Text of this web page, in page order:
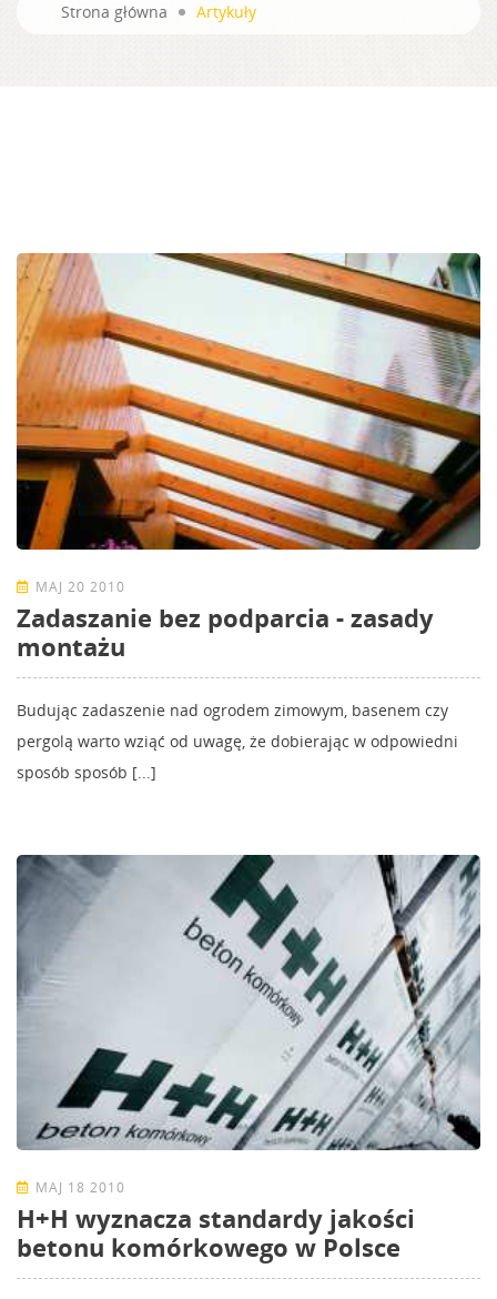
Strona główna Artykuły
MAJ 20 2010
Zadaszanie bez podparcia - zasady
montażu
Budując zadaszenie nad ogrodem zimowym, basenem czy
pergolą warto wziąć od uwagę, że dobierając w odpowiedni
sposób sposób [...]
MAJ 18 2010
H+H wyznacza standardy jakości
betonu komórkowego w Polsce